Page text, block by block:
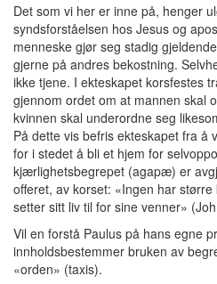
Det som vi her er inne på, henger
syndsforståelsen hos Jesus og
menneske gjør seg stadig
gjerne på andres bekostning.
ikke tjene. I ekteskapet korsfestes
gjennom ordet om at mannen skal
kvinnen skal underordne seg
På dette vis befris ekteskapet fra
for i stedet å bli et hjem for
kjærlighetsbegrepet (agapæ) er
offeret, av korset: «Ingen har
setter sitt liv til for sine venner»
Vil en forstå Paulus på hans egne
innholdsbestemmer bruken av
«orden» (taxis).